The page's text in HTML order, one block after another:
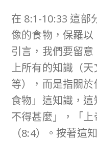
在 8:1-10:33 這部
像的食物，保羅
引言，我們要留
上所有的知識（
等），而是指關
食物」這知識，
不得甚麼」，「上
（8:4）。按著這